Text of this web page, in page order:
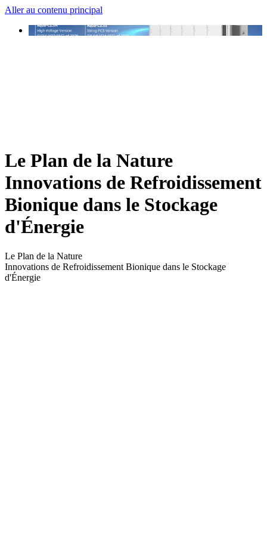
Aller au contenu principal
Le Plan de la Nature
Innovations de Refroidissement
Bionique dans le Stockage
d'Énergie
Le Plan de la Nature
Innovations de Refroidissement Bionique dans le Stockage
d'Énergie